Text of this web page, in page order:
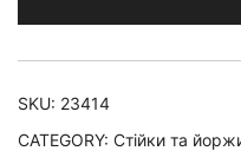
SKU: 23414
CATEGORY: Стійки та